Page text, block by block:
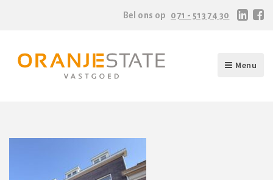
Bel ons op 071 - 513 74 30
Menu